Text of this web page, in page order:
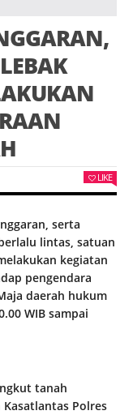
LIKE
serta
lintas, satuan
kegiatan
pengendara
daerah hukum
WIB sampai
tanah
Polres